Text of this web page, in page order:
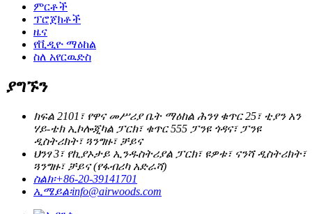
ምርቶች
ፕሮጀክቶች
ዜና
የቪዲዮ ማዕከል
ስለ አየርዉድስ
ያግኙን
ክፍል 2101፣ የዋና መሥሪያ ቤት ማዕከል ሕንፃ ቁጥር 25፣ ቲያን አን
ሃይ-ቴክ ኢኮሎጂካል ፓርክ፣ ቁጥር 555 ፓንዩ ጎዳና፣ ፓንዩ
ዲስትሪክት፣ ጓንግዙ፣ ቻይና
ህንፃ 3፣ የኪያኦታይ ኢንዱስትሪያል ፓርክ፣ ዩዎቱ፣ ናንሻ ዲስትሪክት፣
ጓንግዙ፣ ቻይና (የፋብሪካ አድራሻ)
ስልክ፡+86-20-39141701
ኢሜይል፡info@airwoods.com